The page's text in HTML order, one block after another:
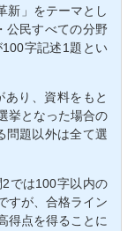
新」をテーマとし
公民すべての分野
字記述1題とい
り、資料をもと
挙となった場合の
問題以外は全て選
では100字以内の
すが、合格ライン
得点を得ることに